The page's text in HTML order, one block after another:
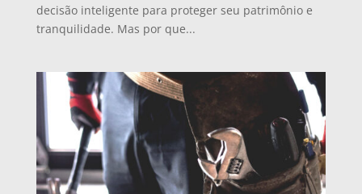
decisão inteligente para proteger seu patrimônio e
tranquilidade. Mas por que...